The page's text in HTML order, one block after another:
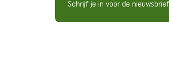
Schrijf je in voor de